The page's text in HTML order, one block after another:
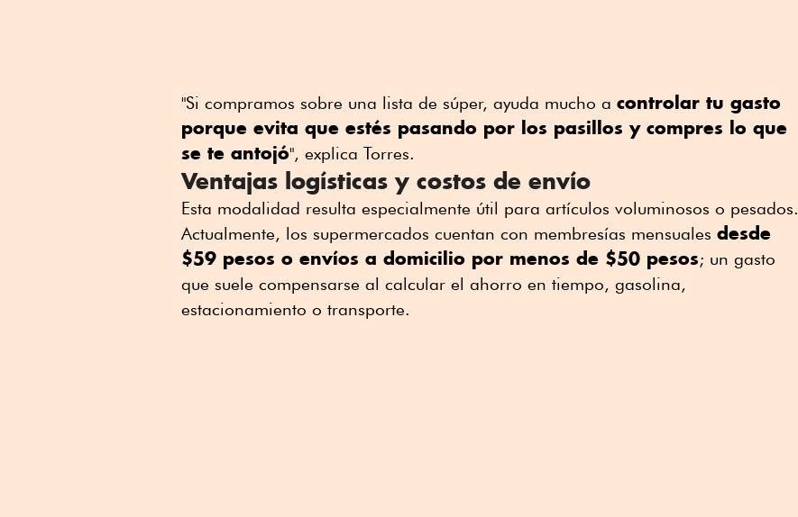
"Si compramos sobre una lista de súper, ayuda mucho a controlar tu gasto
porque evita que estés pasando por los pasillos y compres lo que
se te antojó", explica Torres.
Ventajas logísticas y costos de envío
Esta modalidad resulta especialmente útil para artículos voluminosos o pesados.
Actualmente, los supermercados cuentan con membresías mensuales desde
$59 pesos o envíos a domicilio por menos de $50 pesos; un gasto
que suele compensarse al calcular el ahorro en tiempo, gasolina,
estacionamiento o transporte.